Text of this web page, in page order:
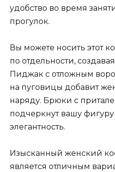
удобство во время
прогулок.
Вы можете носить этот
по отдельности,
Пиджак с отложным
на пуговицы добавит
наряду. Брюки с
подчеркнут вашу
элегантность.
Изысканный женский
является отличным